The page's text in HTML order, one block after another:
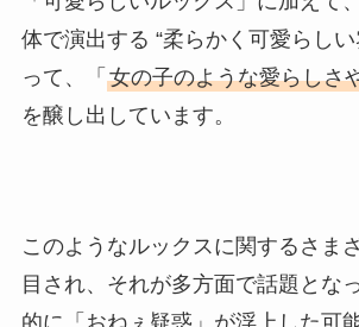
体で演出する “柔らかく可愛らしい
って、「 女の子のような愛らしさ
を醸し出しています。
このようなルックスに関するさま
目され、それが多方面で話題とな